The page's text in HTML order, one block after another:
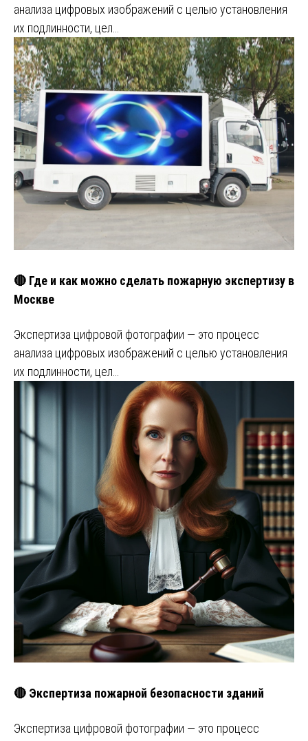
анализа цифровых изображений с целью установления
их подлинности, цел…
🔴 Где и как можно сделать пожарную экспертизу в
Москве
Экспертиза цифровой фотографии — это процесс
анализа цифровых изображений с целью установления
их подлинности, цел…
🔴 Экспертиза пожарной безопасности зданий
Экспертиза цифровой фотографии — это процесс